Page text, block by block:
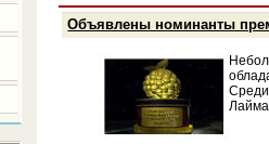
Объявлены номинанты